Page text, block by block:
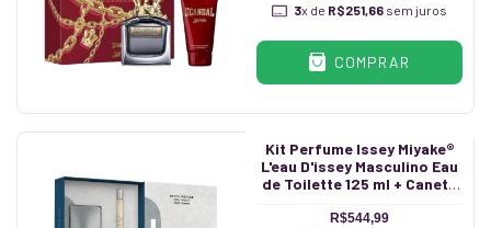
3x de R$251,66sem juros
COMPRAR
Kit Perfume Issey Miyake®
L'eau D'issey Masculino Eau
de Toilette 125 ml + Caneta
R$544,99